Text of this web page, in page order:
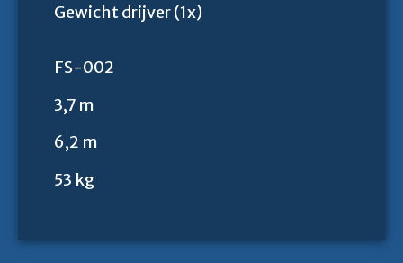
Gewicht drijver (1x)
FS-002
3,7 m
6,2 m
53 kg